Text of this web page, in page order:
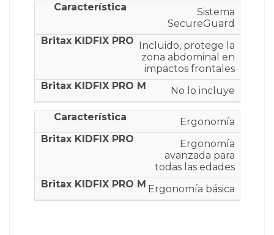
Sistema
SecureGuard
Incluido, protege la
zona abdominal en
impactos frontales
No lo incluye
Ergonomía
Ergonomía
avanzada para
todas las edades
Ergonomía básica